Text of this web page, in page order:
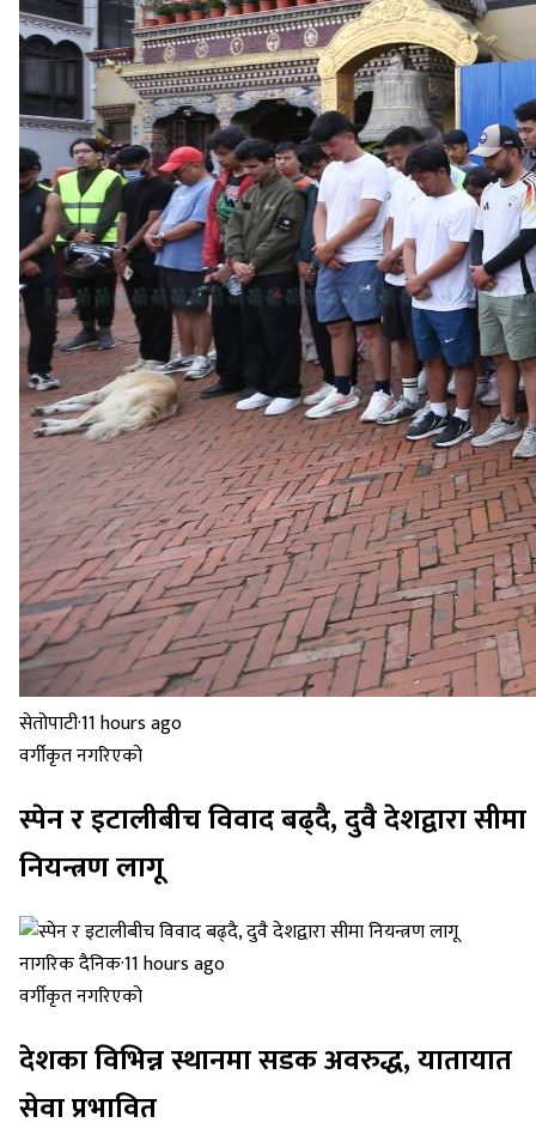
सेतोपाटी·11 hours ago
वर्गीकृत नगरिएको
स्पेन र इटालीबीच विवाद बढ्दै, दुवै देशद्वारा सीमा
नियन्त्रण लागू
नागरिक दैनिक·11 hours ago
वर्गीकृत नगरिएको
देशका विभिन्न स्थानमा सडक अवरुद्ध, यातायात
सेवा प्रभावित